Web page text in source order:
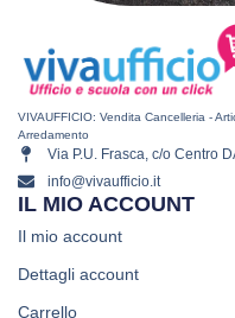
VIVAUFFICIO: Vendita Cancelleria -
Arredamento
Via P.U. Frasca, c/o Centro
info@vivaufficio.it
IL MIO ACCOUNT
Il mio account
Dettagli account
Carrello